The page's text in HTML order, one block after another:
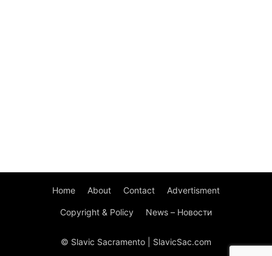
Home About Contact Advertisment
Copyright & Policy News – Новости
© Slavic Sacramento | SlavicSac.com